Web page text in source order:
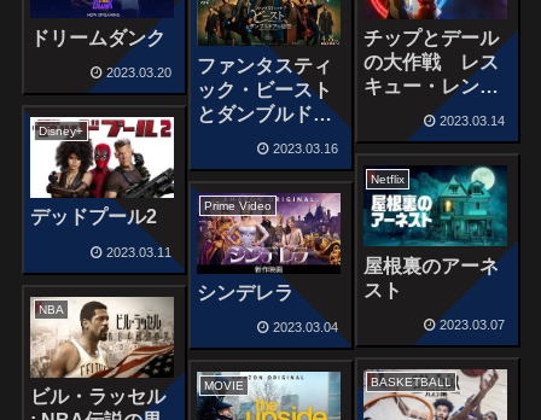
ドリームダンク
2023.03.20
ファンタスティ
ック・ビースト
とダンブルドア
2023.03.16
チップとデール
の大作戦 レス
キュー・レンジ
2023.03.14
Disney+
デッドプール2
2023.03.11
Netflix
屋根裏のアーネ
スト
2023.03.07
Prime Video
シンデレラ
2023.03.04
NBA
ビル・ラッセル
BASKETBALL
MOVIE